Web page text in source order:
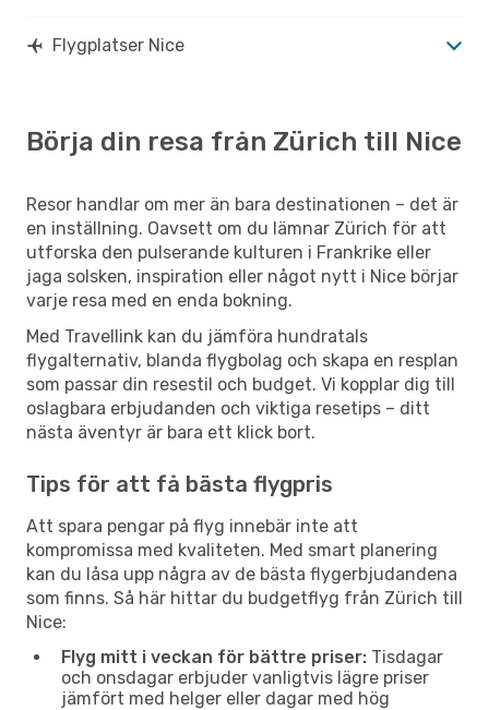
Flygplatser Nice
Börja din resa från Zürich till Nice
Resor handlar om mer än bara destinationen – det är
en inställning. Oavsett om du lämnar Zürich för att
utforska den pulserande kulturen i Frankrike eller
jaga solsken, inspiration eller något nytt i Nice börjar
varje resa med en enda bokning.
Med Travellink kan du jämföra hundratals
flygalternativ, blanda flygbolag och skapa en resplan
som passar din resestil och budget. Vi kopplar dig till
oslagbara erbjudanden och viktiga resetips – ditt
nästa äventyr är bara ett klick bort.
Tips för att få bästa flygpris
Att spara pengar på flyg innebär inte att
kompromissa med kvaliteten. Med smart planering
kan du låsa upp några av de bästa flygerbjudandena
som finns. Så här hittar du budgetflyg från Zürich till
Nice:
Flyg mitt i veckan för bättre priser: Tisdagar
och onsdagar erbjuder vanligtvis lägre priser
jämfört med helger eller dagar med hög